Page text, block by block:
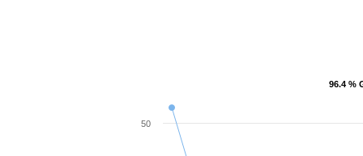
96.4 %
96.4 %
50